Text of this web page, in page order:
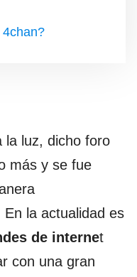
la luz, dicho foro
más y se fue
la actualidad es
de internet
con una gran